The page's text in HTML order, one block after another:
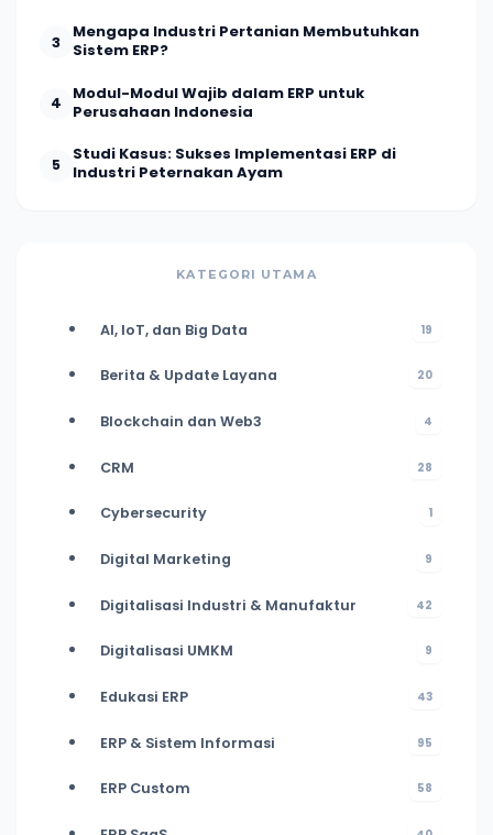
3
Mengapa Industri Pertanian Membutuhkan
Sistem ERP?
4
Modul-Modul Wajib dalam ERP untuk
Perusahaan Indonesia
5
Studi Kasus: Sukses Implementasi ERP di
Industri Peternakan Ayam
KATEGORI UTAMA
AI, IoT, dan Big Data 19
Berita & Update Layana 20
Blockchain dan Web3 4
CRM 28
Cybersecurity 1
Digital Marketing 9
Digitalisasi Industri & Manufaktur 42
Digitalisasi UMKM 9
Edukasi ERP 43
ERP & Sistem Informasi 95
ERP Custom 58